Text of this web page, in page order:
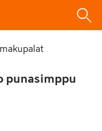
makupalat
punasimppu